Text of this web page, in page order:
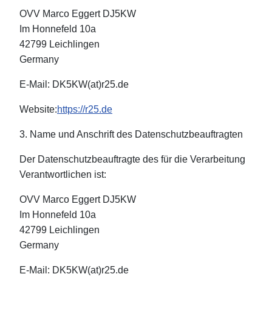
OVV Marco Eggert DJ5KW
Im Honnefeld 10a
42799 Leichlingen
Germany
E-Mail: DK5KW(at)r25.de
Website:https://r25.de
3. Name und Anschrift des Datenschutzbeauftragten
Der Datenschutzbeauftragte des für die Verarbeitung
Verantwortlichen ist:
OVV Marco Eggert DJ5KW
Im Honnefeld 10a
42799 Leichlingen
Germany
E-Mail: DK5KW(at)r25.de